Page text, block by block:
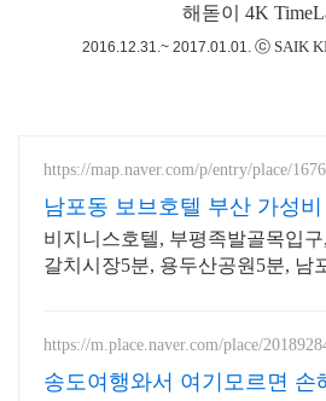
해돋이 4K
2016.12.31.~ 2017.01.01. ⓒ SAIK
https://map.naver.com/p/entry/place/
남포동 보브호텔 부산 가성비
소는 여기!
비지니스호텔, 부평족발골목입
갈치시장5분, 용두산공원5분, 남
https://m.place.naver.com/place/
송도여행와서 여기모르면 손